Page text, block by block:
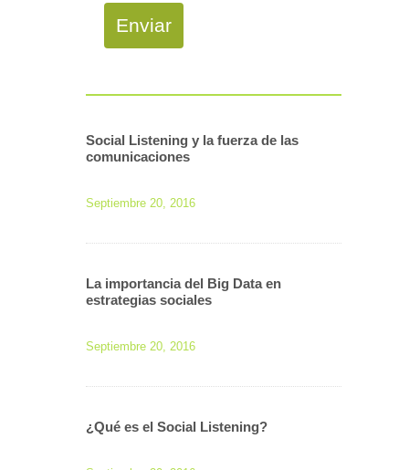
Enviar
Social Listening y la fuerza de las
comunicaciones
Septiembre 20, 2016
La importancia del Big Data en
estrategias sociales
Septiembre 20, 2016
¿Qué es el Social Listening?